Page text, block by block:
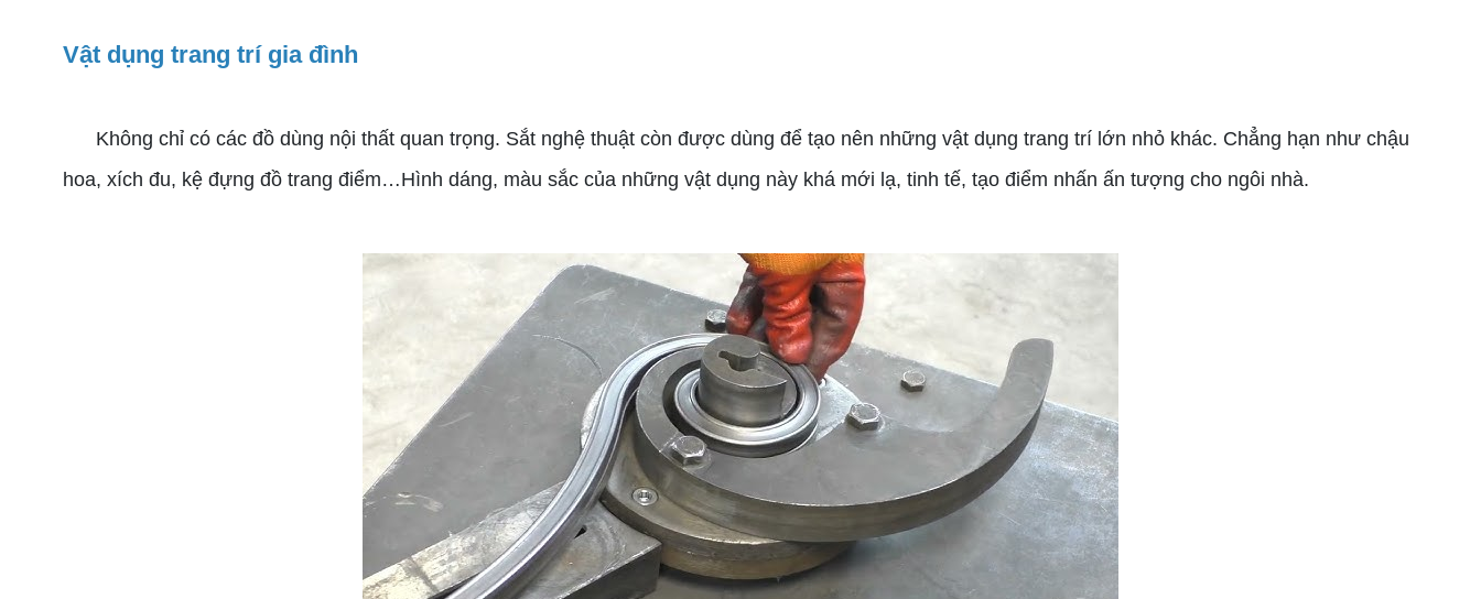
Vật dụng trang trí gia đình
Không chỉ có các đồ dùng nội thất quan trọng. Sắt nghệ thuật còn được dùng để tạo nên những vật dụng trang trí lớn nhỏ khác. Chẳng hạn như chậu
hoa, xích đu, kệ đựng đồ trang điểm…Hình dáng, màu sắc của những vật dụng này khá mới lạ, tinh tế, tạo điểm nhấn ấn tượng cho ngôi nhà.